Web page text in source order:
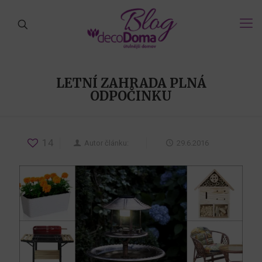
LETNÍ ZAHRADA PLNÁ
ODPOČINKU
14 Autor článku: 29.6.2016